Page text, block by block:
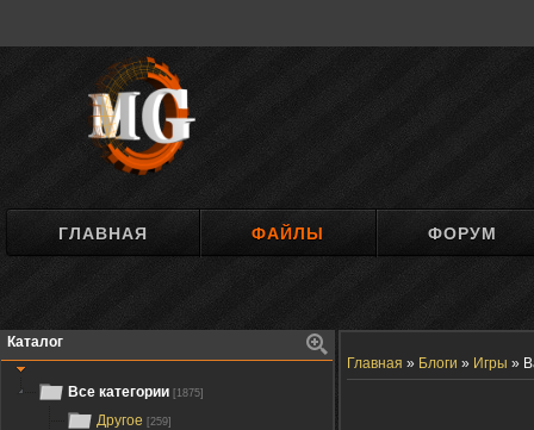
ГЛАВНАЯ ФАЙЛЫ ФОРУМ
Каталог
Все категории [1875]
Другое [259]
Главная » Блоги » Игры »